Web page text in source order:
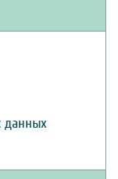
данных